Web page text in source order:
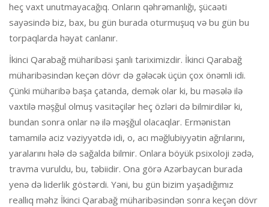
heç vaxt unutmayacağıq. Onların qəhrəmanlığı, şücaəti
sayəsində biz, bax, bu gün burada oturmuşuq və bu gün bu
torpaqlarda həyat canlanır.
İkinci Qarabağ müharibəsi şanlı tariximizdir. İkinci Qarabağ
müharibəsindən keçən dövr də gələcək üçün çox önəmli idi.
Çünki müharibə başa çatanda, demək olar ki, bu məsələ ilə
vaxtilə məşğul olmuş vasitəçilər heç özləri də bilmirdilər ki,
bundan sonra onlar nə ilə məşğul olacaqlar. Ermənistan
tamamilə aciz vəziyyətdə idi, o, acı məğlubiyyətin ağrılarını,
yaralarını hələ də sağalda bilmir. Onlara böyük psixoloji zədə,
travma vuruldu, bu, təbiidir. Ona görə Azərbaycan burada
yenə də liderlik göstərdi. Yəni, bu gün bizim yaşadığımız
reallıq məhz İkinci Qarabağ müharibəsindən sonra keçən dövr